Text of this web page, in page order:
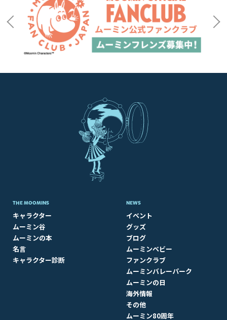
THE MOOMINS
キャラクター
ムーミン谷
ムーミンの本
名言
キャラクター診断
NEWS
イベント
グッズ
ブログ
ムーミンベビー
ファンクラブ
ムーミンバレーパーク
ムーミンの日
海外情報
その他
ムーミン80周年